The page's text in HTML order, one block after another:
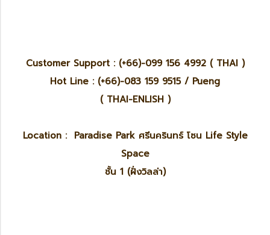
Customer Support : (+66)-099 156 4992 ( THAI )
Hot Line : (+66)-083 159 9515 / Pueng
( THAI-ENLISH )
Location : Paradise Park ศรีนครินทร์ โซน Life Style
Space
ชั้น 1 (ฝั่งวิลล่า)